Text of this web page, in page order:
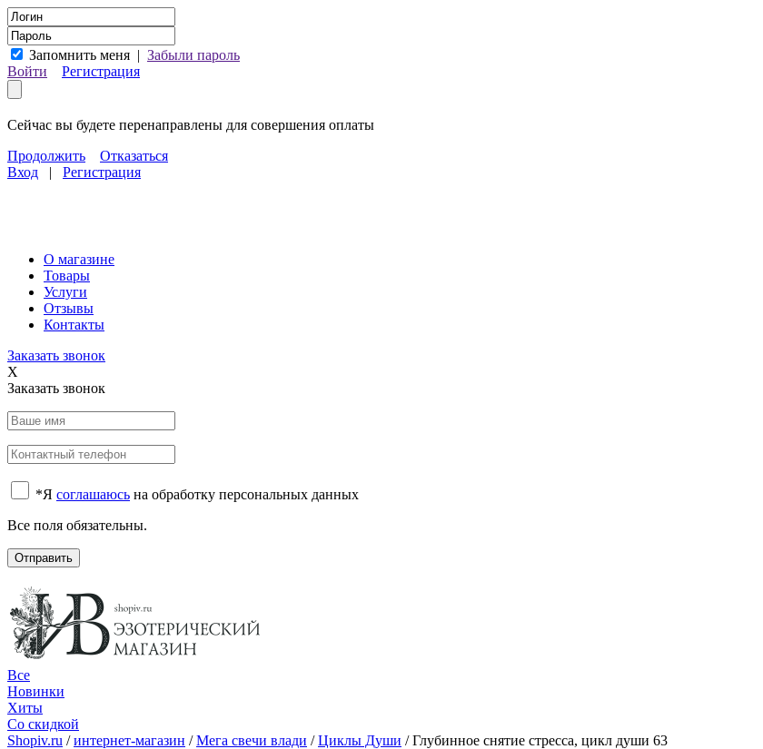
Запомнить меня | Забыли пароль
Войти
Регистрация
Сейчас вы будете перенаправлены для совершения оплаты
Продолжить
Отказаться
Вход | Регистрация
О магазине
Товары
Услуги
Отзывы
Контакты
Заказать звонок
X
Заказать звонок
*Я соглашаюсь на обработку персональных данных
Все поля обязательны.
Отправить
Все
Новинки
Хиты
Со скидкой
Shopiv.ru /интернет-магазин /Мега свечи влади /Циклы Души /Глубинное снятие стресса, цикл души 63